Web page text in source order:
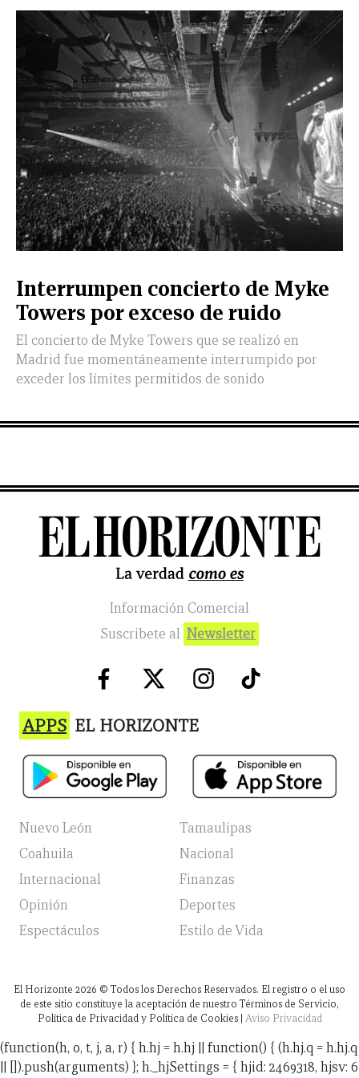
Interrumpen concierto de Myke
Towers por exceso de ruido
El concierto de Myke Towers que se realizó en
Madrid fue momentáneamente interrumpido por
exceder los límites permitidos de sonido
Información Comercial
Suscribete al Newsletter
APPS EL HORIZONTE
Nuevo León
Tamaulipas
Coahuila
Nacional
Internacional
Finanzas
Opinión
Deportes
Espectáculos
Estilo de Vida
El Horizonte 2026 © Todos los Derechos Reservados. El registro o el uso
de este sitio constituye la aceptación de nuestro Términos de Servicio,
Política de Privacidad y Política de Cookies | Aviso Privacidad
(function(h, o, t, j, a, r) { h.hj = h.hj || function() { (h.hj.q = h.hj.q
|| []).push(arguments) }; h._hjSettings = { hjid: 2469318, hjsv: 6